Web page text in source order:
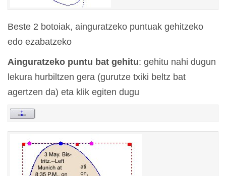
Beste 2 botoiak, ainguratzeko puntuak gehitzeko
edo ezabatzeko
Ainguratzeko puntu bat gehitu: gehitu nahi dugun
lekura hurbiltzen gera (gurutze txiki beltz bat
agertzen da) eta klik egiten dugu